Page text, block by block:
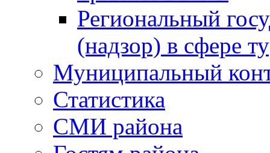
Региональный
(надзор) в сфере
Муниципальный
Статистика
СМИ района